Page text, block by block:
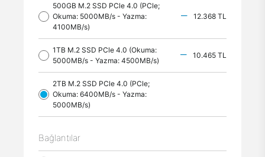
500GB M.2 SSD PCle 4.0 (PCle;
Okuma: 5000MB/s - Yazma:
4100MB/s)
12.368 TL
1TB M.2 SSD PCle 4.0 (Okuma:
5000MB/s - Yazma: 4500MB/s)
10.465 TL
2TB M.2 SSD PCle 4.0 (PCle;
Okuma: 6400MB/s - Yazma:
5000MB/s)
Bağlantılar